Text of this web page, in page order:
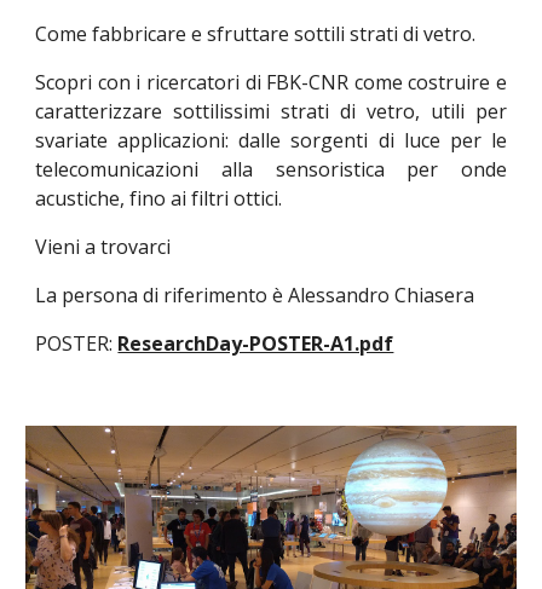
Come fabbricare e sfruttare sottili strati di vetro.
Scopri con i ricercatori di FBK-CNR come costruire e
caratterizzare sottilissimi strati di vetro, utili per
svariate applicazioni: dalle sorgenti di luce per le
telecomunicazioni alla sensoristica per onde
acustiche, fino ai filtri ottici.
Vieni a trovarci
La persona di riferimento è Alessandro Chiasera
POSTER: ResearchDay-POSTER-A1.pdf